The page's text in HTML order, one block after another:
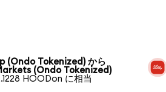
(Ondo Tokenized) から
(Ondo Tokenized)
HOODon に相当